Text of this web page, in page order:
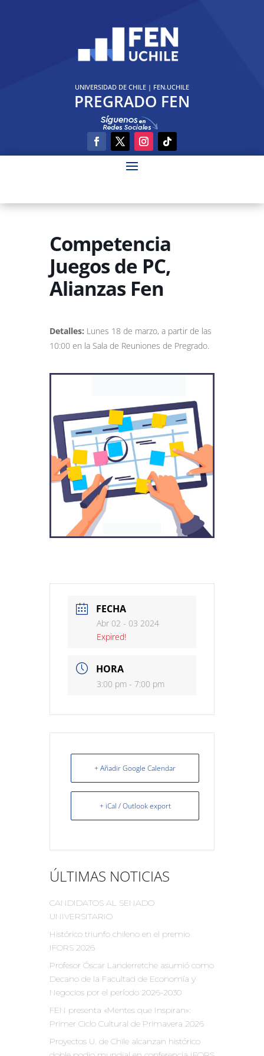
UNIVERSIDAD DE CHILE| FEN.UCHILE
PREGRADO FEN
Competencia
Juegos de PC,
Alianzas Fen
Detalles: Lunes 18 de marzo, a partir de las
10:00 en la Sala de Reuniones de Pregrado.
FECHA
Abr 02 - 03 2024
Expired!
HORA
3:00 pm - 7:00 pm
+ Añadir Google Calendar
+ iCal / Outlook export
ÚLTIMAS NOTICIAS
CANDIDATOS AL SENADO
UNIVERSITARIO
Histórico triunfo chileno en el premio
IFORS 2026
Profesor Óscar Landerretche asumió como
Decano de la Facultad de Economía y
Negocios por el período 2026-2030
FEN presenta «Mentes que Inspiran»:
Primer Ciclo Cultural de Primavera 2026
Proyectos U. de Chile alcanzan histórico